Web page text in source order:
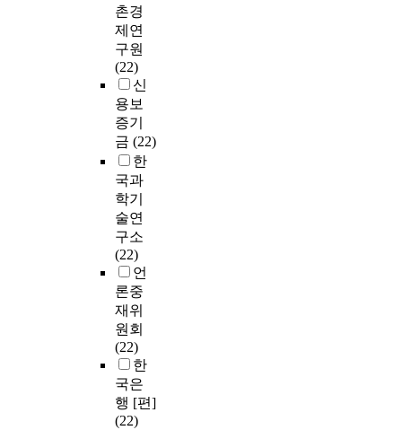
촌경
제연
구원
(22)
신
용보
증기
금 (22)
한
국과
학기
술연
구소
(22)
언
론중
재위
원회
(22)
한
국은
행 [편]
(22)